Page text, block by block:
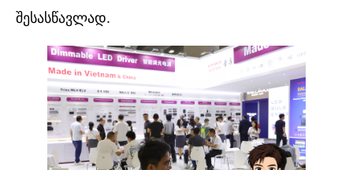
შესასწავლად.